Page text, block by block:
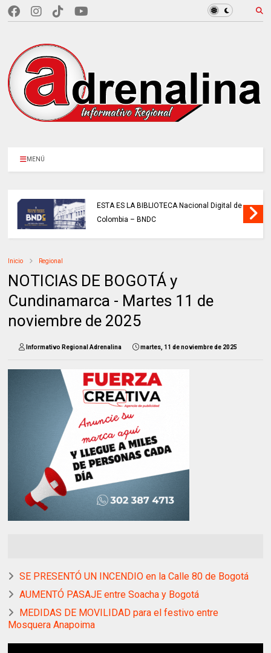
MENÚ
ESTA ES LA BIBLIOTECA Nacional Digital de
Colombia – BNDC
Inicio Regional
NOTICIAS DE BOGOTÁ y
Cundinamarca - Martes 11 de
noviembre de 2025
Informativo Regional Adrenalina martes, 11 de noviembre de 2025
SE PRESENTÓ UN INCENDIO en la Calle 80 de Bogotá
AUMENTÓ PASAJE entre Soacha y Bogotá
MEDIDAS DE MOVILIDAD para el festivo entre
Mosquera Anapoima